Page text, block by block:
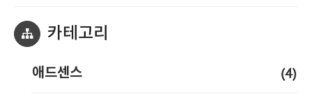
카테고리
애드센스 (4)